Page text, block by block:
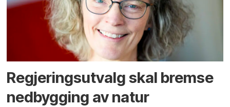
Regjerings­utvalg skal bremse
ned­bygging av natur